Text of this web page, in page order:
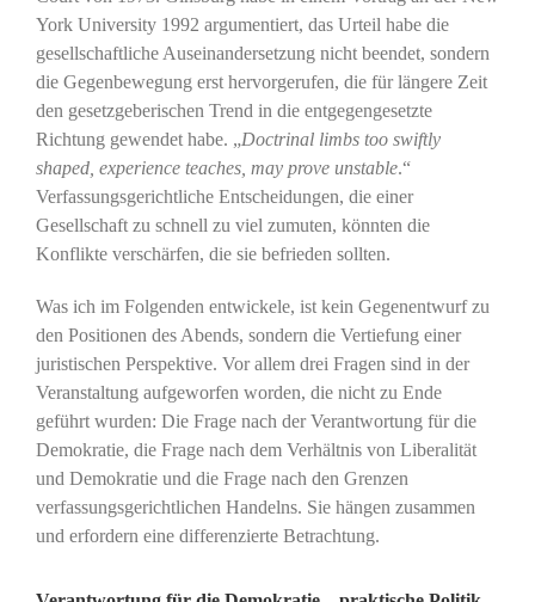
York University 1992 argumentiert, das Urteil habe die
gesellschaftliche Auseinandersetzung nicht beendet, sondern
die Gegenbewegung erst hervorgerufen, die für längere Zeit
den gesetzgeberischen Trend in die entgegengesetzte
Richtung gewendet habe. „Doctrinal limbs too swiftly
shaped, experience teaches, may prove unstable.“
Verfassungsgerichtliche Entscheidungen, die einer
Gesellschaft zu schnell zu viel zumuten, könnten die
Konflikte verschärfen, die sie befrieden sollten.
Was ich im Folgenden entwickele, ist kein Gegenentwurf zu
den Positionen des Abends, sondern die Vertiefung einer
juristischen Perspektive. Vor allem drei Fragen sind in der
Veranstaltung aufgeworfen worden, die nicht zu Ende
geführt wurden: Die Frage nach der Verantwortung für die
Demokratie, die Frage nach dem Verhältnis von Liberalität
und Demokratie und die Frage nach den Grenzen
verfassungsgerichtlichen Handelns. Sie hängen zusammen
und erfordern eine differenzierte Betrachtung.